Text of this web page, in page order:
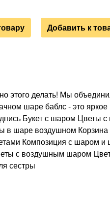
Добавить к
делать! Мы
шаре баблс - это
Букет с шаром Цветы
шаре воздушном
Композиция с шаром и
с воздушным шаром
сестры